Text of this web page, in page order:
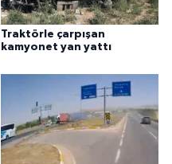
Traktörle çarpışan
kamyonet yan yattı